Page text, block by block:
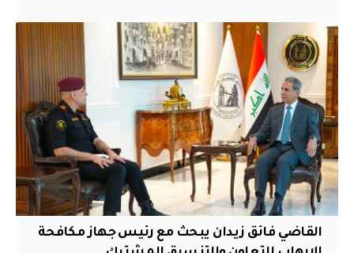
القاضي فائق زيدان يبحث مع رئيس جهاز مكافحة